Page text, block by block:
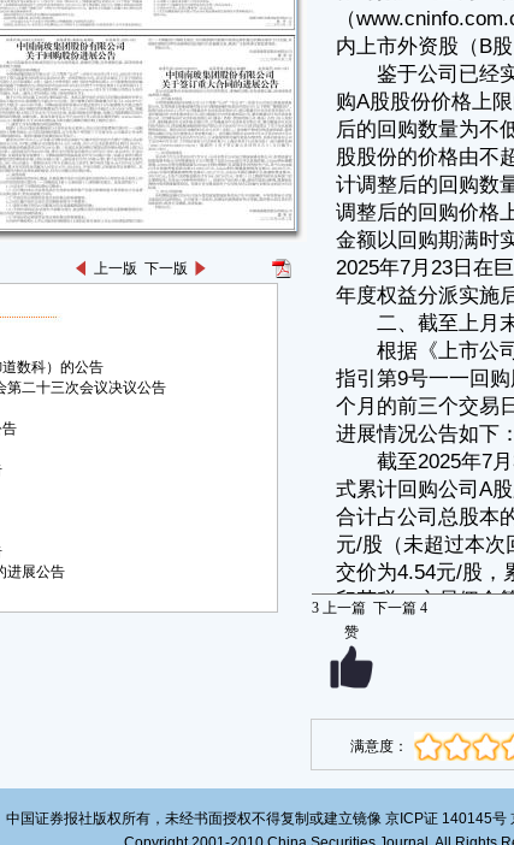
上一版 下一版
数科）的公告
第二十三次会议决议公告
进展公告
二、截至上月末回购股份的进展情况
根据《上市公司股份回购规则》《深圳证券交易所上市公司
指引第9号一一回购股份》等相关规定，公司在回购股份期间
个月的前三个交易日内，公告截至上月末的回购进展情况。现
进展情况公告如下：
截至2025年7月31日，公司通过回购专用证券账户以集中
式累计回购公司A股股份33,034,797股，回购公司B股股份
合计占公司总股本的比例为1.5507%。回购A股股份的最高成交
元/股（未超过本次回购方案限定的回购A股价格上限7.53元/股
交价为4.54元/股，累计支付的资金总额为人民币
印花税、交易佣金等交易费用）。回购B股股份的最高成交价
股（未超过本次回购方案限定的回购B股价格上限3.05港元/股
交价为1.65港元/股，累计支付的资金总额为25,988,708.25港元
2025年7月31日港元兑人民币汇率中间价1港元=0.91079元人民
累计支付的资金总额为人民币23,670,255.59元，不含印花税、
交易费用）。本次回购符合相关法律法规的要求，符合公司既
公司回购股份的时间、数量、价格及集中竞价交易的委托时
《深圳证券交易所上市公司自律监管指引第9号一一回购股份》
和第十八条的相关规定。具体说明如下：
1、公司未在下列期间回购公司股份：
（1）自可能对本公司证券及其衍生品种交易价格产生重大
大事项发生之日或者在决策过程中，至依法披露之日内；
（2）中国证监会和深圳证券交易所规定的其他情形。
2、公司以集中竞价交易方式回购股份符合下列要求：
（1）委托价格不得为公司股票当日交易涨幅限制的价格；
（2）不得在深圳证券交易所开盘集合竞价、收盘集合竞价
格无涨跌幅限制的交易日内进行股份回购的委托；
（3）中国证监会和深圳证券交易所规定的其他要求。
公司将严格按照《上市公司股份回购规则》《深圳证券交易
司自律监管指引第9号一一回购股份》等相关规定，在回购期限
场情况择机做出回购决策并予以实施，并根据回购股份事项进
履行信息披露义务，敬请广大投资者注意投资风险。
中国南玻集团股份有限公司
关于签订重大合同的进展公告
3 上一篇 下一篇 4
赞
满意度：
中国证券报社版权所有，未经书面授权不得复制或建立镜像 京ICP证 140145